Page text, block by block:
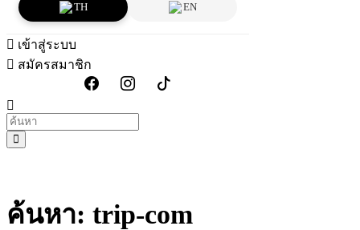
TH EN
เข้าสู่ระบบ
สมัครสมาชิก
ค้นหา: trip-com